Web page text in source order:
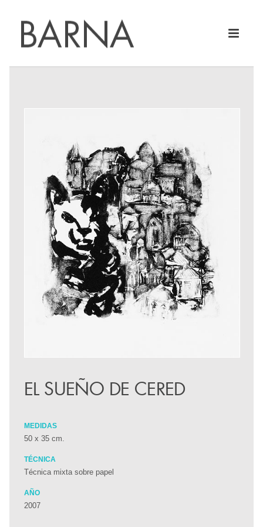
EL SUEÑO DE CERED
MEDIDAS
50 x 35 cm.
TÉCNICA
Técnica mixta sobre papel
AÑO
2007